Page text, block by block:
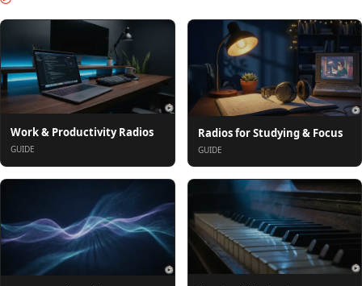
Work & Productivity Radios
GUIDE
Radios for Studying & Focus
GUIDE